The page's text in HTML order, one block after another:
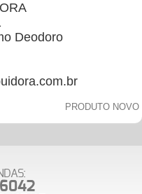
Deodoro
PRODUTO NOVO